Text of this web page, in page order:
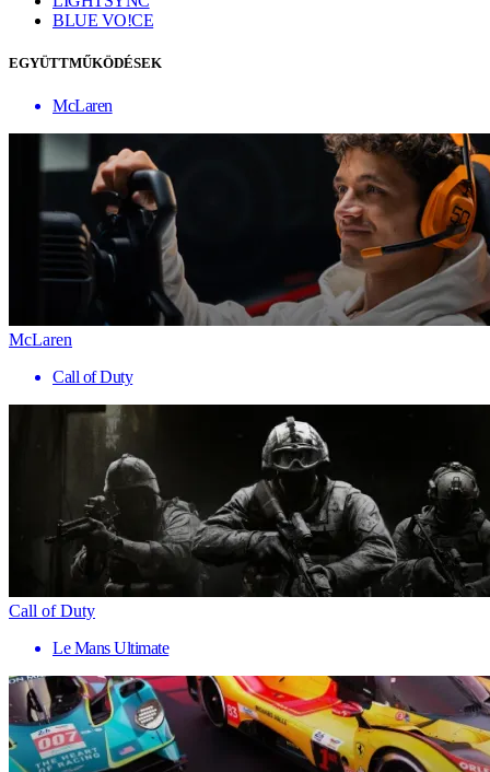
BLUE VO!CE
EGYÜTTMŰKÖDÉSEK
McLaren
McLaren
Call of Duty
Call of Duty
Le Mans Ultimate